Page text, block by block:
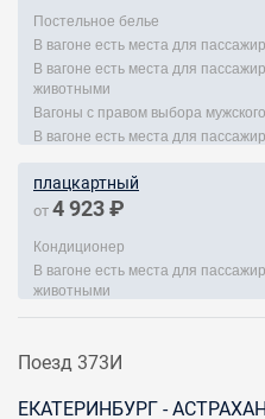
Постельное белье
В вагоне есть места для
В вагоне есть места для
животными
Вагоны с правом выбора
В вагоне есть места для
плацкартный
от 4 923 ₽
Кондиционер
В вагоне есть места для
животными
Поезд 373И
ЕКАТЕРИНБУРГ -